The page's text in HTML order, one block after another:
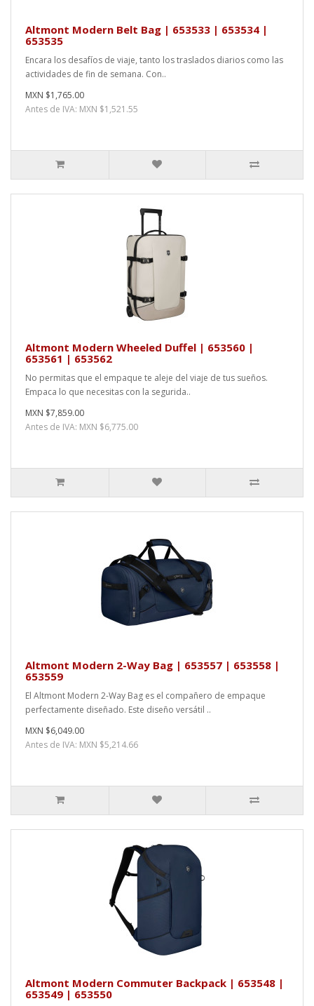
Altmont Modern Belt Bag | 653533 | 653534 |
653535
Encara los desafíos de viaje, tanto los traslados diarios como las
actividades de fin de semana. Con..
MXN $1,765.00
Antes de IVA: MXN $1,521.55
Altmont Modern Wheeled Duffel | 653560 |
653561 | 653562
No permitas que el empaque te aleje del viaje de tus sueños.
Empaca lo que necesitas con la segurida..
MXN $7,859.00
Antes de IVA: MXN $6,775.00
Altmont Modern 2-Way Bag | 653557 | 653558 |
653559
El Altmont Modern 2-Way Bag es el compañero de empaque
perfectamente diseñado. Este diseño versátil ..
MXN $6,049.00
Antes de IVA: MXN $5,214.66
Altmont Modern Commuter Backpack | 653548 |
653549 | 653550